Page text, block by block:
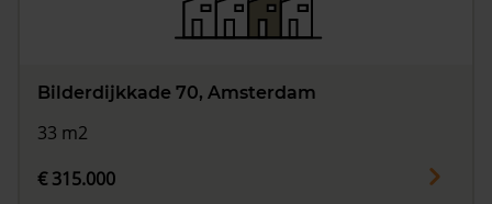
Bilderdijkkade 70, Amsterdam
33 m2
€ 315.000